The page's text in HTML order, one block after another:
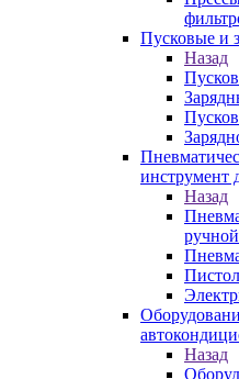
Пусковые и
Назад
инструмент
Назад
Назад